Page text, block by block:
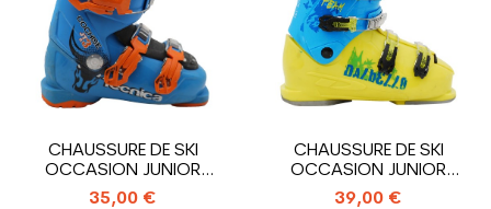
CHAUSSURE DE SKI
OCCASION JUNIOR
TECNICA COCHISE...
35,00 €
CHAUSSURE DE SKI
OCCASION JUNIOR
DALBELLO TEAM_4...
39,00 €